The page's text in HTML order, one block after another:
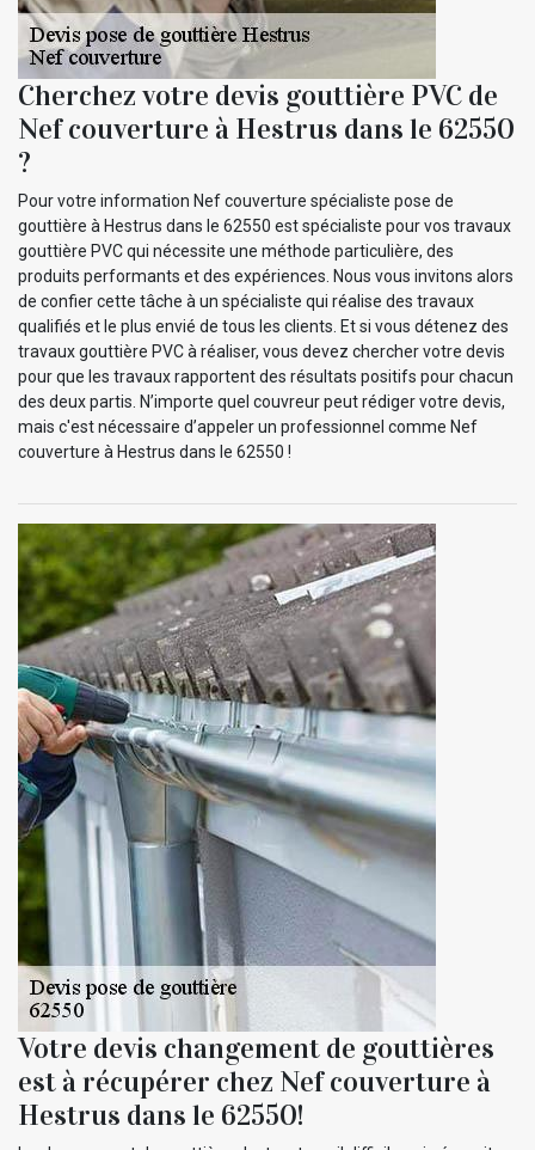
Cherchez votre devis gouttière PVC de
Nef couverture à Hestrus dans le 62550
?
Pour votre information Nef couverture spécialiste pose de
gouttière à Hestrus dans le 62550 est spécialiste pour vos travaux
gouttière PVC qui nécessite une méthode particulière, des
produits performants et des expériences. Nous vous invitons alors
de confier cette tâche à un spécialiste qui réalise des travaux
qualifiés et le plus envié de tous les clients. Et si vous détenez des
travaux gouttière PVC à réaliser, vous devez chercher votre devis
pour que les travaux rapportent des résultats positifs pour chacun
des deux partis. N’importe quel couvreur peut rédiger votre devis,
mais c'est nécessaire d’appeler un professionnel comme Nef
couverture à Hestrus dans le 62550 !
Votre devis changement de gouttières
est à récupérer chez Nef couverture à
Hestrus dans le 62550!